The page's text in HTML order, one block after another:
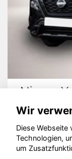
Nissan
©
Wir
Diese Webseite
Technologien,
um